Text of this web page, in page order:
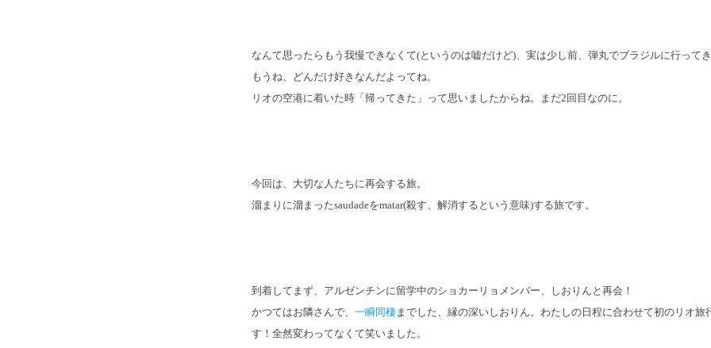
なんて思ったらもう我慢できなくて(というのは嘘だけど)、実は少し前、弾丸でブラジルに行って
もうね、どんだけ好きなんだよってね。
リオの空港に着いた時「帰ってきた」って思いましたからね。まだ2回目なのに。
今回は、大切な人たちに再会する旅。
溜まりに溜まったsaudadeをmatar(殺す、解消するという意味)する旅です。
到着してまず、アルゼンチンに留学中のショカーリョメンバー、しおりんと再会！
かつてはお隣さんで、 一瞬同棲までした、縁の深いしおりん。わたしの日程に合わせて初のリオ旅
す！全然変わってなくて笑いました。